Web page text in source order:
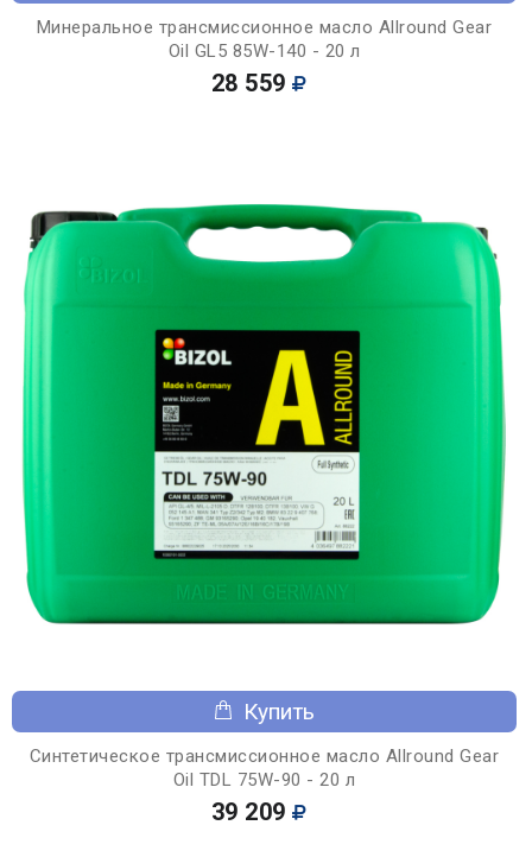
Минеральное трансмиссионное масло Allround Gear
Oil GL5 85W-140 - 20 л
28 559
Купить
Синтетическое трансмиссионное масло Allround Gear
Oil TDL 75W-90 - 20 л
39 209